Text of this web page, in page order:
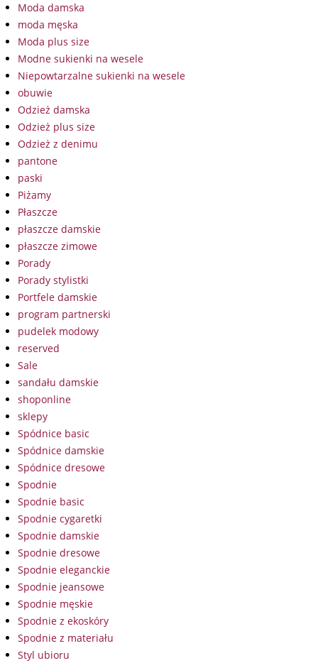
Moda damska
moda męska
Moda plus size
Modne sukienki na wesele
Niepowtarzalne sukienki na wesele
obuwie
Odzież damska
Odzież plus size
Odzież z denimu
pantone
paski
Piżamy
Płaszcze
płaszcze damskie
płaszcze zimowe
Porady
Porady stylistki
Portfele damskie
program partnerski
pudelek modowy
reserved
Sale
sandału damskie
shoponline
sklepy
Spódnice basic
Spódnice damskie
Spódnice dresowe
Spodnie
Spodnie basic
Spodnie cygaretki
Spodnie damskie
Spodnie dresowe
Spodnie eleganckie
Spodnie jeansowe
Spodnie męskie
Spodnie z ekoskóry
Spodnie z materiału
Styl ubioru